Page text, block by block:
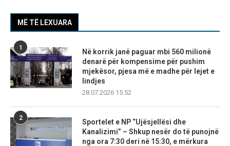
MË TË LEXUARA
1
Në korrik janë paguar mbi 560 milionë
denarë për kompensime për pushim
mjekësor, pjesa më e madhe për lejet e
lindjes
28.07.2026 15:52
2
Sportelet e NP “Ujësjellësi dhe
Kanalizimi” – Shkup nesër do të punojnë
nga ora 7:30 deri në 15:30, e mërkura